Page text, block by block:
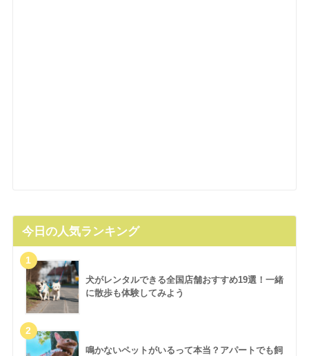
今日の人気ランキング
犬がレンタルできる全国店舗おすすめ19選！一緒
に散歩も体験してみよう
鳴かないペットがいるって本当？アパートでも飼